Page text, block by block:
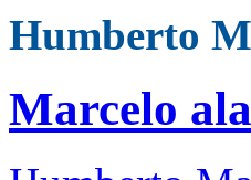
Humberto
Marcelo